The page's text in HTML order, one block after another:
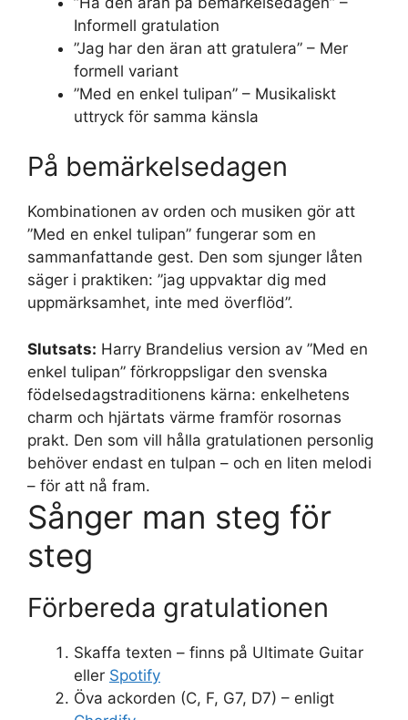
Informell gratulation
”Jag har den äran att gratulera” – Mer
formell variant
”Med en enkel tulipan” – Musikaliskt
uttryck för samma känsla
På bemärkelsedagen
Kombinationen av orden och musiken gör att
”Med en enkel tulipan” fungerar som en
sammanfattande gest. Den som sjunger låten
säger i praktiken: ”jag uppvaktar dig med
uppmärksamhet, inte med överflöd”.
Slutsats: Harry Brandelius version av ”Med en
enkel tulipan” förkroppsligar den svenska
födelsedagstraditionens kärna: enkelhetens
charm och hjärtats värme framför rosornas
prakt. Den som vill hålla gratulationen personlig
behöver endast en tulpan – och en liten melodi
– för att nå fram.
Sånger man steg för
steg
Förbereda gratulationen
Skaffa texten – finns på Ultimate Guitar
eller Spotify
Öva ackorden (C, F, G7, D7) – enligt